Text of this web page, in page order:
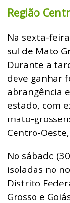
Região
Na sexta-
sul de Mato
Durante a
deve ganhar
abrangência
estado, com
mato-
Centro-
No sábado
isoladas no
Distrito
Grosso e